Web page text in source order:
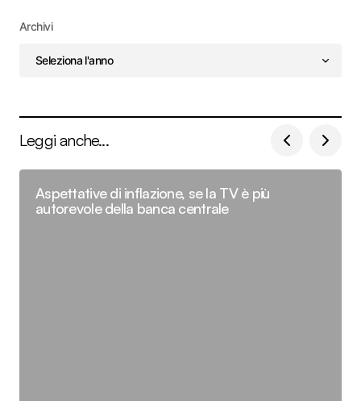
Archivi
Leggi anche...
Aspettative di inflazione, se la TV è più
autorevole della banca centrale